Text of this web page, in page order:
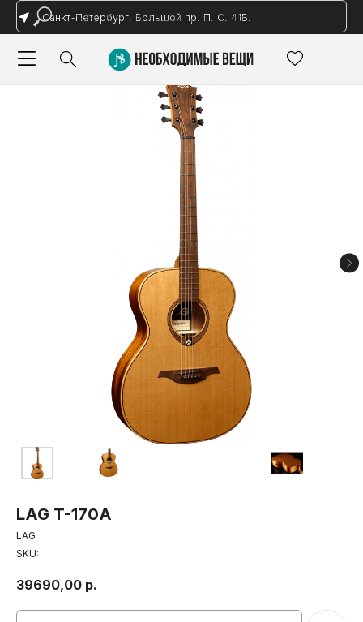
Санкт-Петербург, Большой пр. П. С. 41Б.
LAG T-170A
LAG
SKU:
39690,00 р.